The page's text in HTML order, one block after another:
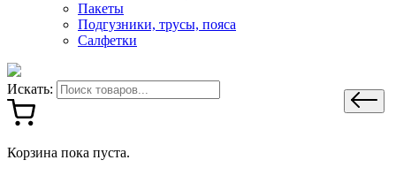
Пакеты
Подгузники, трусы, пояса
Салфетки
Искать:
Корзина пока пуста.